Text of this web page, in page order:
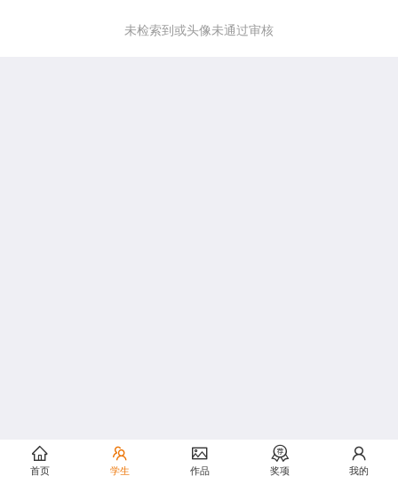
首页 学生 作品 奖项 我的
未检索到或头像未通过审核